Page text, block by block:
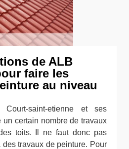
de ALB
faire les
au niveau
saint-etienne et ses
un certain nombre de travaux
toits. Il ne faut donc pas
des travaux de peinture. Pour